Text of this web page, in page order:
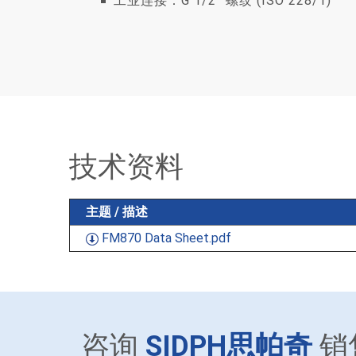
技术资料
主题 / 描述
FM870 Data Sheet.pdf
咨询 SIDPH思帕奇 销